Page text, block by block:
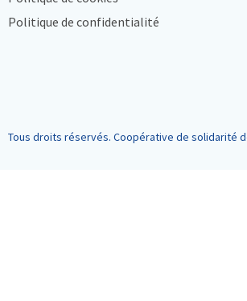
Politique de confidentialité
Tous droits réservés. Coopérative de solidarité